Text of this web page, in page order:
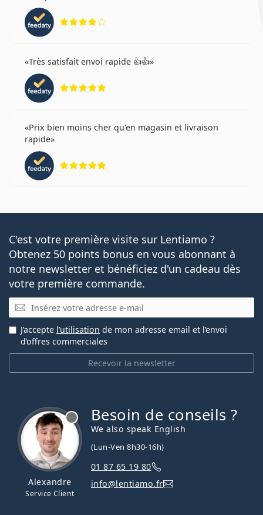
Très satisfait envoi rapide 👍👍
Prix bien moins cher qu'en magasin et livraison
rapide
C'est votre première visite sur Lentiamo ?
Obtenez 50 points bonus en vous abonnant à
notre newsletter et bénéficiez d'un cadeau dès
votre première commande.
E-mail
Recevoir la newsletter
J’accepte l’utilisation de mon adresse email et l’envoi
d’offres commerciales
Alexandre
Service Client
Besoin de conseils ?
We also speak English
(Lun-Ven 8h30-16h)
01 87 65 19 80
info@lentiamo.fr